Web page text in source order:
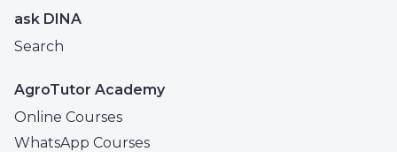
ask DINA
Search
AgroTutor Academy
Online Courses
WhatsApp Courses